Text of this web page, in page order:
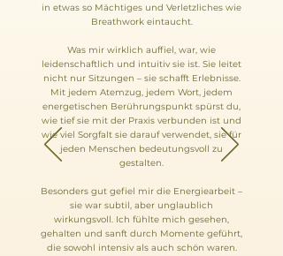
in etwas so Mächtiges und Verletzliches wie
Breathwork eintaucht.
Was mir wirklich auffiel, war, wie
leidenschaftlich und intuitiv sie ist. Sie leitet
nicht nur Sitzungen – sie schafft Erlebnisse.
Mit jedem Atemzug, jedem Wort, jedem
energetischen Berührungspunkt spürst du,
wie tief sie mit der Praxis verbunden ist und
wie viel Sorgfalt sie darauf verwendet, sie für
jeden Menschen bedeutungsvoll zu
gestalten.
Besonders gut gefiel mir die Energiearbeit –
sie war subtil, aber unglaublich
wirkungsvoll. Ich fühlte mich gesehen,
gehalten und sanft durch Momente geführt,
die sowohl intensiv als auch schön waren.